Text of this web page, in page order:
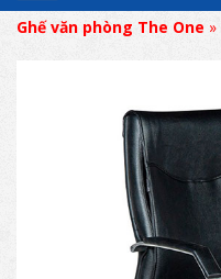
Ghế văn phòng The One »